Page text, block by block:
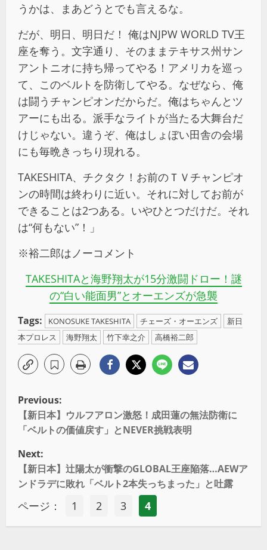
うかは、まあどうとでも言えるな。
だが、明日、明日だ！ 俺はNJPW WORLD TV王
座を奪う。文字通り、そのままテキサス州サン
アントニオに持ち帰ってやる！アメリカを巡っ
て、このベルトを防衛してやる。なぜなら、俺
は闘うチャンピオンだからだ。俺はちゃんとツ
アーにも出る。派手なライトが当たる大舞台だ
けじゃない。違うぞ、俺はしょぼい田舎の会場
にも毎晩きっちり現れる。
TAKESHITA、チクタク！お前のＴＶチャンピオ
ンの時間は終わりに近い。それに対してお前が
できることは2つある。いやひとつだけだ。それ
は“何もない”！」
※裕二郎はノーコメント
TAKESHITAと海野翔太が15分激闘ドロー！謎
の“白い能面男”とオーエンズが急襲
Tags: KONOSUKE TAKESHITA チェーズ・オーエンズ
新日
本プロレス
海野翔太 竹下幸之介 高橋裕二郎
Previous:
【新日本】ウルフアロン激怒！成田蓮の無法防衛に
「ベルトの価値戻す」とNEVER挑戦表明
Next:
【新日本】辻陽太が衝撃のGLOBAL王座陥落…AEWア
ンドラデに敗れ「ベルト2本失っちまった」と吐露
ページ： 1 2 3 4